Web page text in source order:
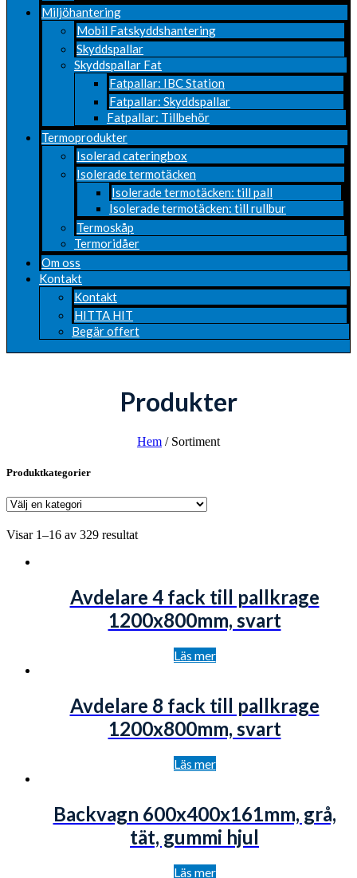
Miljöhantering
Mobil Fatskyddshantering
Skyddspallar
Skyddspallar Fat
Fatpallar: IBC Station
Fatpallar: Skyddspallar
Fatpallar: Tillbehör
Termoprodukter
Isolerad cateringbox
Isolerade termotäcken
Isolerade termotäcken: till pall
Isolerade termotäcken: till rullbur
Termoskåp
Termoridåer
Om oss
Kontakt
Kontakt
HITTA HIT
Begär offert
Produkter
Hem / Sortiment
Produktkategorier
Visar 1–16 av 329 resultat
Avdelare 4 fack till pallkrage
1200x800mm, svart
Läs mer
Avdelare 8 fack till pallkrage
1200x800mm, svart
Läs mer
Backvagn 600x400x161mm, grå,
tät, gummi hjul
Läs mer